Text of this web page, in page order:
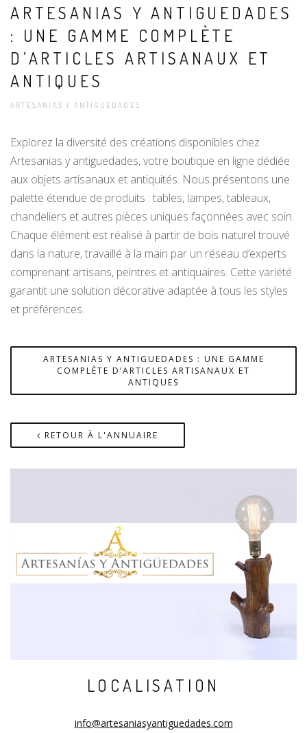
ARTESANIAS Y ANTIGUEDADES
: UNE GAMME COMPLÈTE
D’ARTICLES ARTISANAUX ET
ANTIQUES
ARTESANIAS Y ANTIGUEDADES
Explorez la diversité des créations disponibles chez
Artesanias y antiguedades, votre boutique en ligne dédiée
aux objets artisanaux et antiquités. Nous présentons une
palette étendue de produits : tables, lampes, tableaux,
chandeliers et autres pièces uniques façonnées avec soin.
Chaque élément est réalisé à partir de bois naturel trouvé
dans la nature, travaillé à la main par un réseau d’experts
comprenant artisans, peintres et antiquaires. Cette variété
garantit une solution décorative adaptée à tous les styles
et préférences.
ARTESANIAS Y ANTIGUEDADES : UNE GAMME
COMPLÈTE D’ARTICLES ARTISANAUX ET
ANTIQUES
RETOUR À L'ANNUAIRE
LOCALISATION
info@artesaniasyantiguedades.com